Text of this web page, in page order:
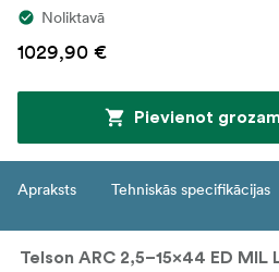
Noliktavā
1029,90 €
Pievienot
Apraksts Tehniskās specifikācijas
Telson ARC 2,5–15x44 ED MIL